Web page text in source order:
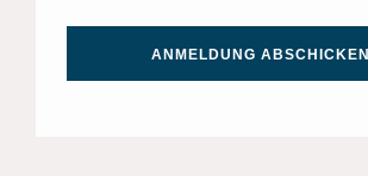
ANMELDUNG ABSCHICKEN